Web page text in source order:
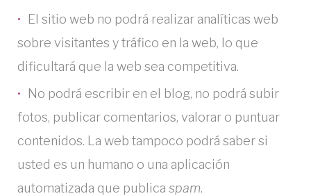
El sitio web no podrá realizar analíticas web
sobre visitantes y tráfico en la web, lo que
dificultará que la web sea competitiva.
No podrá escribir en el blog, no podrá subir
fotos, publicar comentarios, valorar o puntuar
contenidos. La web tampoco podrá saber si
usted es un humano o una aplicación
automatizada que publica spam.